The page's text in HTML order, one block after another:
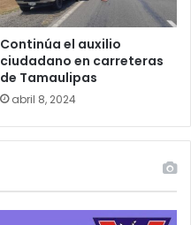
Continúa el auxilio
ciudadano en carreteras
de Tamaulipas
abril 8, 2024